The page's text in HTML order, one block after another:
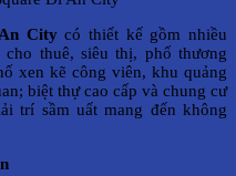
Citycó thiết kế gồm nhiều
thuê, siêu thị, phố thương
xen kẽ công viên, khu quảng
biệt thự cao cấp và chung cư
trí sầm uất mang đến không